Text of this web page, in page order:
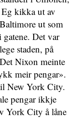
Eg kikka ut av
ut som
Det var
staden, på
Nixon meinte
meir pengar».
New York City.
pengar ikkje
York City å låne